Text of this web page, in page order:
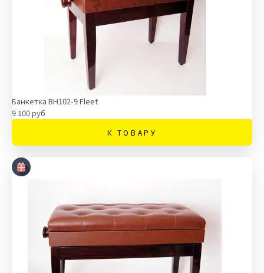
Банкетка BH102-9 Fleet
9 100 руб
К ТОВАРУ